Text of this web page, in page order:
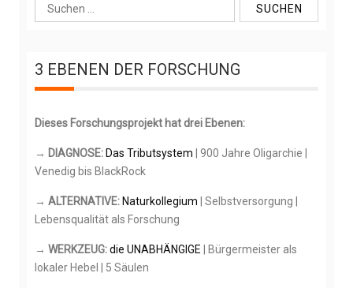
u
e
n
a
h
3 EBENEN DER FORSCHUNG
Dieses Forschungsprojekt hat drei Ebenen:
→ DIAGNOSE: Das Tributsystem | 900 Jahre Oligarchie |
Venedig bis BlackRock
→ ALTERNATIVE: Naturkollegium | Selbstversorgung |
Lebensqualität als Forschung
→ WERKZEUG:die UNABHÄNGIGE | Bürgermeister als
lokaler Hebel | 5 Säulen